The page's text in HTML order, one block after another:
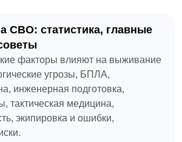
СВО: статистика, главные
факторы влияют на выживание
угрозы, БПЛА,
инженерная подготовка,
тактическая медицина,
экипировка и ошибки,